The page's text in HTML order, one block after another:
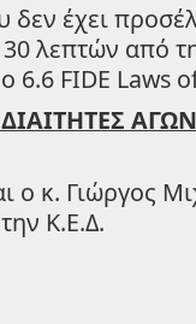
δεν έχει
λεπτών από
6.6 FIDE Laws
ο κ. Γιώργος
Κ.Ε.Δ.